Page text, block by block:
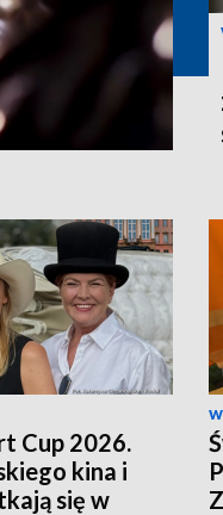
Cup 2026.
kina i
się w